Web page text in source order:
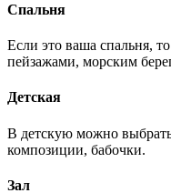
Спальня
Если это ваша спальня,
пейзажами, морским
Детская
В детскую можно
композиции, бабочки.
Зал